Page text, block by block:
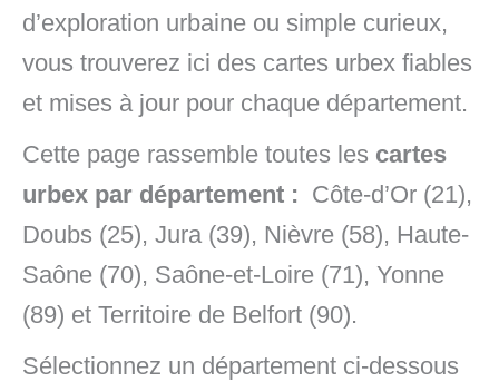
d’exploration urbaine ou simple curieux,
vous trouverez ici des cartes urbex fiables
et mises à jour pour chaque département.
Cette page rassemble toutes les cartes
urbex par département : Côte-d’Or (21),
Doubs (25), Jura (39), Nièvre (58), Haute-
Saône (70), Saône-et-Loire (71), Yonne
(89) et Territoire de Belfort (90).
Sélectionnez un département ci-dessous